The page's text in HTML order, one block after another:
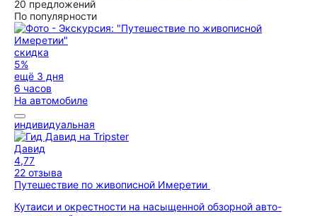
20 предложений
По популярности
скидка
5%
ещё 3 дня
6 часов
На автомобиле
индивидуальная
Давид
4,77
22 отзыва
Путешествие по живописной Имеретии
Кутаиси и окрестности на насыщенной обзорной авто-